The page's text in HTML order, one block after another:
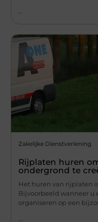
Zakelijke Dienstverlening
Rijplaten huren
ondergrond te
Het huren van rijplaten
Bijvoorbeeld wanneer u
organiseren op een